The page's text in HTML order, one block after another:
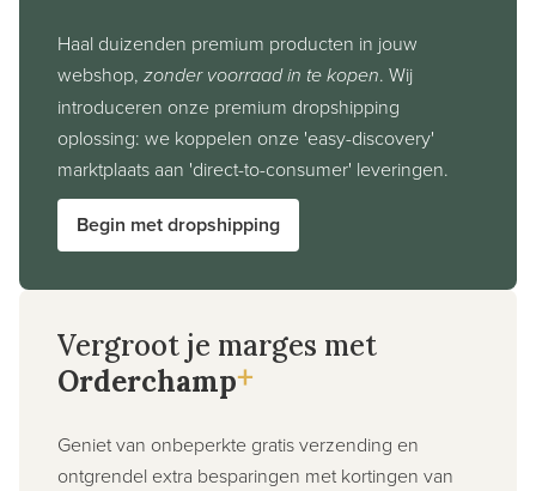
Haal duizenden premium producten in jouw
webshop, zonder voorraad in te kopen. Wij
introduceren onze premium dropshipping
oplossing: we koppelen onze 'easy-discovery'
marktplaats aan 'direct-to-consumer' leveringen.
Begin met dropshipping
Vergroot je marges met
Orderchamp+
Geniet van onbeperkte gratis verzending en
ontgrendel extra besparingen met kortingen van